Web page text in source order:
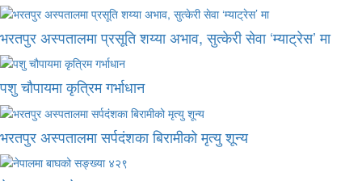
भरतपुर अस्पतालमा प्रसूति शय्या अभाव, सुत्केरी सेवा ‘म्याट्रेस’ मा
पशु चौपायमा कृत्रिम गर्भाधान
भरतपुर अस्पतालमा सर्पदंशका बिरामीको मृत्यु शून्य